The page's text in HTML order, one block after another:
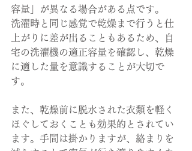
容量」が異なる場合がある点です。
洗濯時と同じ感覚で乾燥まで行うと仕
上がりに差が出ることもあるため、自
宅の洗濯機の適正容量を確認し、乾燥
に適した量を意識することが大切で
す。
また、乾燥前に脱水された衣類を軽く
ほぐしておくことも効果的とされてい
ます。手間は掛かりますが、絡まりを